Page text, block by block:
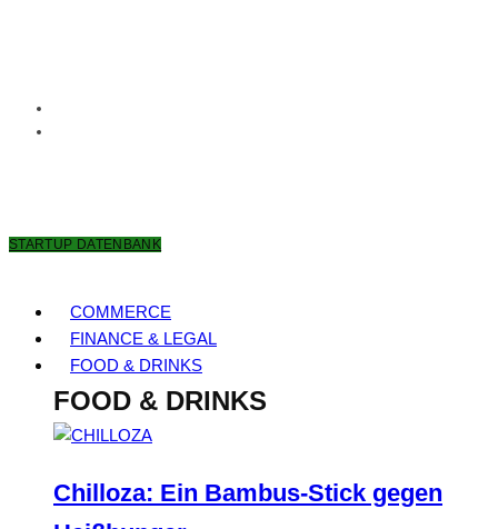
STARTUP DATENBANK
COMMERCE
FINANCE & LEGAL
FOOD & DRINKS
FOOD & DRINKS
Chilloza: Ein Bambus-Stick gegen